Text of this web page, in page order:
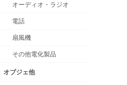
オーディオ・ラジオ
電話
扇風機
その他電化製品
オブジェ他